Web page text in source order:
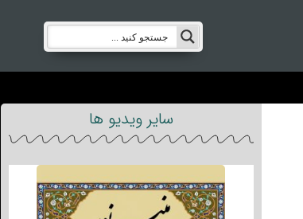
سایر ویدیو ها